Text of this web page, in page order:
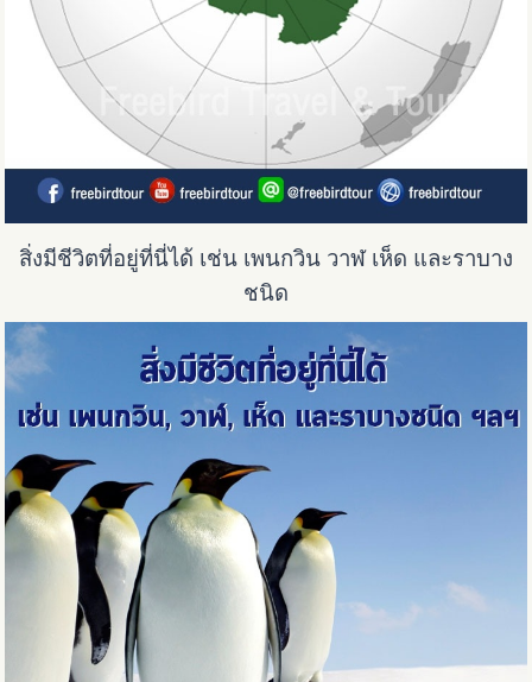
สิ่งมีชีวิตที่อยู่ที่นี่ได้ เช่น เพนกวิน วาฬ เห็ด และราบาง
ชนิด